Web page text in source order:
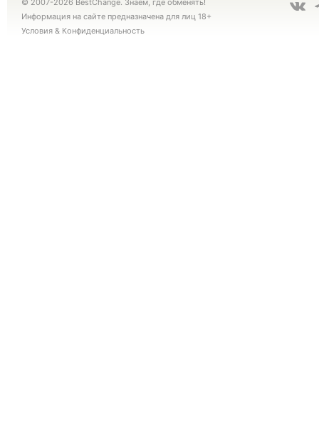
© 2007-2026 BestChange. Знаем, где обменять!
Информация на сайте предназначена для лиц 18+
Условия & Конфиденциальность